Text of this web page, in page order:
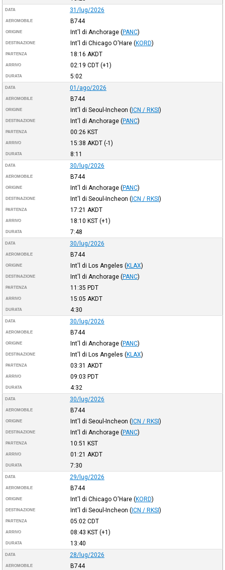
DATA 31/lug/2026
AEROMOBILE B744
ORIGINE Int'l di Anchorage (PANC)
DESTINAZIONE Int'l di Chicago O'Hare (KORD)
PARTENZA 18:16 AKDT
ARRIVO 02:19 CDT(+1)
DURATA 5:02
DATA 01/ago/2026
AEROMOBILE B744
ORIGINE Int'l di Seoul-Incheon (ICN / RKSI)
DESTINAZIONE Int'l di Anchorage (PANC)
PARTENZA 00:26 KST
ARRIVO 15:38 AKDT(-1)
DURATA 8:11
DATA 30/lug/2026
AEROMOBILE B744
ORIGINE Int'l di Anchorage (PANC)
DESTINAZIONE Int'l di Seoul-Incheon (ICN / RKSI)
PARTENZA 17:21 AKDT
ARRIVO 18:10 KST(+1)
DURATA 7:48
DATA 30/lug/2026
AEROMOBILE B744
ORIGINE Int'l di Los Angeles (KLAX)
DESTINAZIONE Int'l di Anchorage (PANC)
PARTENZA 11:35 PDT
ARRIVO 15:05 AKDT
DURATA 4:30
DATA 30/lug/2026
AEROMOBILE B744
ORIGINE Int'l di Anchorage (PANC)
DESTINAZIONE Int'l di Los Angeles (KLAX)
PARTENZA 03:31 AKDT
ARRIVO 09:03 PDT
DURATA 4:32
DATA 30/lug/2026
AEROMOBILE B744
ORIGINE Int'l di Seoul-Incheon (ICN / RKSI)
DESTINAZIONE Int'l di Anchorage (PANC)
PARTENZA 10:51 KST
ARRIVO 01:21 AKDT
DURATA 7:30
DATA 29/lug/2026
AEROMOBILE B744
ORIGINE Int'l di Chicago O'Hare (KORD)
DESTINAZIONE Int'l di Seoul-Incheon (ICN / RKSI)
PARTENZA 05:02 CDT
ARRIVO 08:43 KST(+1)
DURATA 13:40
DATA 28/lug/2026
AEROMOBILE B744